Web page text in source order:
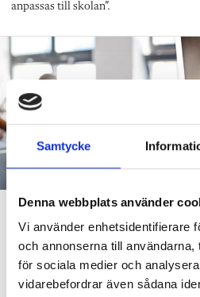
Samtycke
Denna webbplats använder
Vi använder enhetsidentifierare
och annonserna till användarna,
för sociala medier och
vidarebefordrar även sådana
anpassas till skolan”.
”Att ställa krav är
DEBATT”Att ställa krav är inte elakt.
snällt. Många gånger är det bara ett
Agah om stöket i klassrummen.